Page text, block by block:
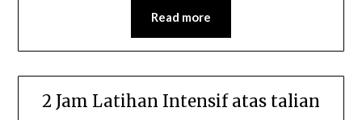
Read more
2 Jam Latihan Intensif atas talian